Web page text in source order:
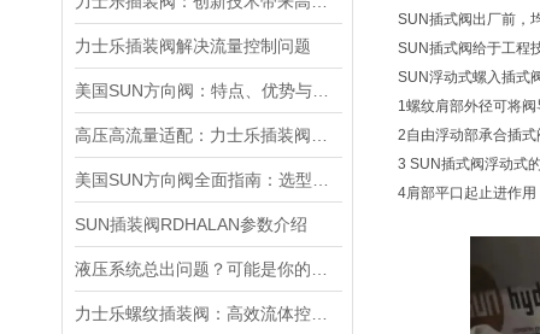
力士乐插装阀解决流量控制问题
SUN插装阀RDHALAN参数介绍
SUN插式阀出厂前，
SUN插式阀给于工程
SUN浮动式螺入插
1螺纹肩部外径可将
2自由浮动部承合插
3 SUN插式阀浮动式
4肩部平口起止进作